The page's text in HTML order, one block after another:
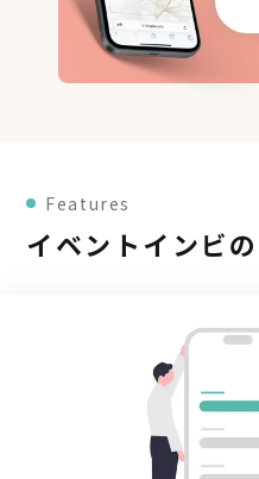
Features
イベントインビの